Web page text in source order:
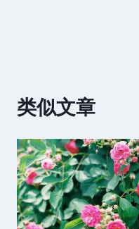
类似文章